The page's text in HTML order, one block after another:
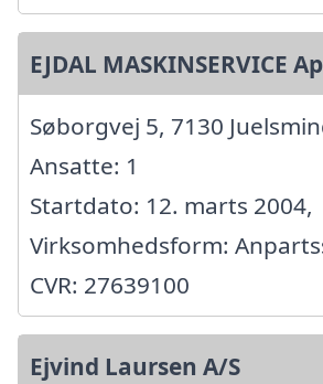
EJDAL MASKINSERVICE
Søborgvej 5, 7130
Ansatte: 1
Startdato: 12. marts 2004,
Virksomhedsform:
CVR: 27639100
Ejvind Laursen A/S